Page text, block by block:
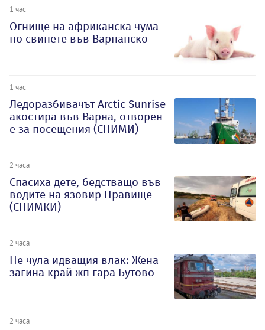
1 час
Огнище на африканска чума
по свинете във Варнанско
1 час
Ледоразбивачът Arctic Sunrise
акостира във Варна, отворен
е за посещения (СНИМИ)
2 часа
Спасиха дете, бедстващо във
водите на язовир Правище
(СНИМКИ)
2 часа
Не чула идващия влак: Жена
загина край жп гара Бутово
2 часа